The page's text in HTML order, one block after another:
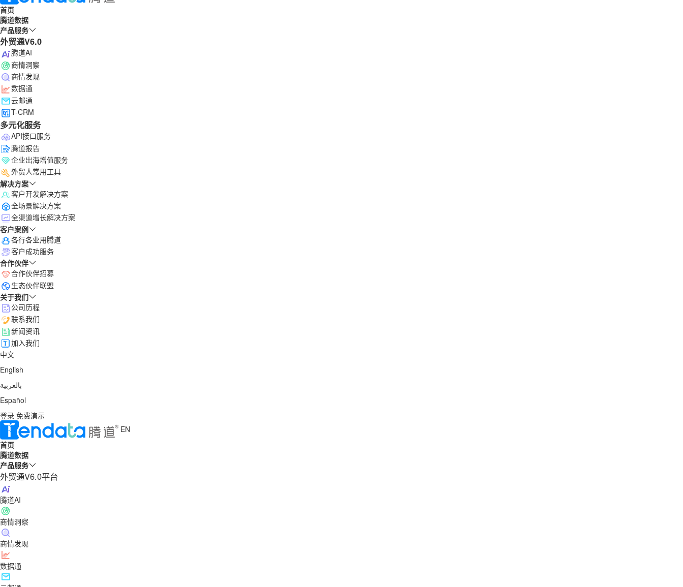
首页
腾道数据
产品服务
外贸通V6.0
腾道AI
商情洞察
商情发现
数据通
云邮通
T-CRM
多元化服务
API接口服务
腾道报告
企业出海增值服务
外贸人常用工具
解决方案
客户开发解决方案
全场景解决方案
全渠道增长解决方案
客户案例
各行各业用腾道
客户成功服务
合作伙伴
合作伙伴招募
生态伙伴联盟
关于我们
公司历程
联系我们
新闻资讯
加入我们
中文
English
بالعربية
Español
登录 免费演示
EN
首页
腾道数据
产品服务
外贸通V6.0平台
腾道AI
商情洞察
商情发现
数据通